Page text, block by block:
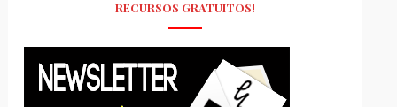
RECURSOS GRATUITOS!